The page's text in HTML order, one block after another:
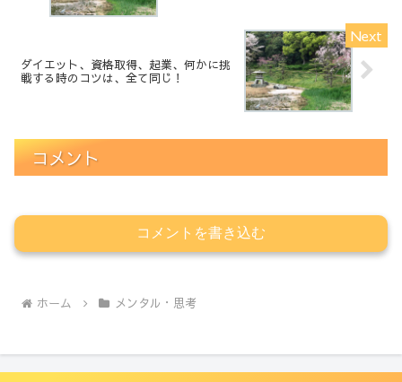
ダイエット、資格取得、起業、何かに挑
戦する時のコツは、全て同じ！
コメント
コメントを書き込む
ホーム メンタル・思考